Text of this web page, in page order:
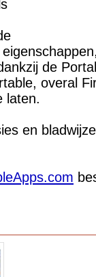
de
overal
laten.
en